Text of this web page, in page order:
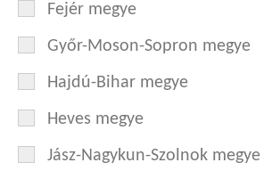
Fejér megye
Győr-Moson-Sopron megye
Hajdú-Bihar megye
Heves megye
Jász-Nagykun-Szolnok megye